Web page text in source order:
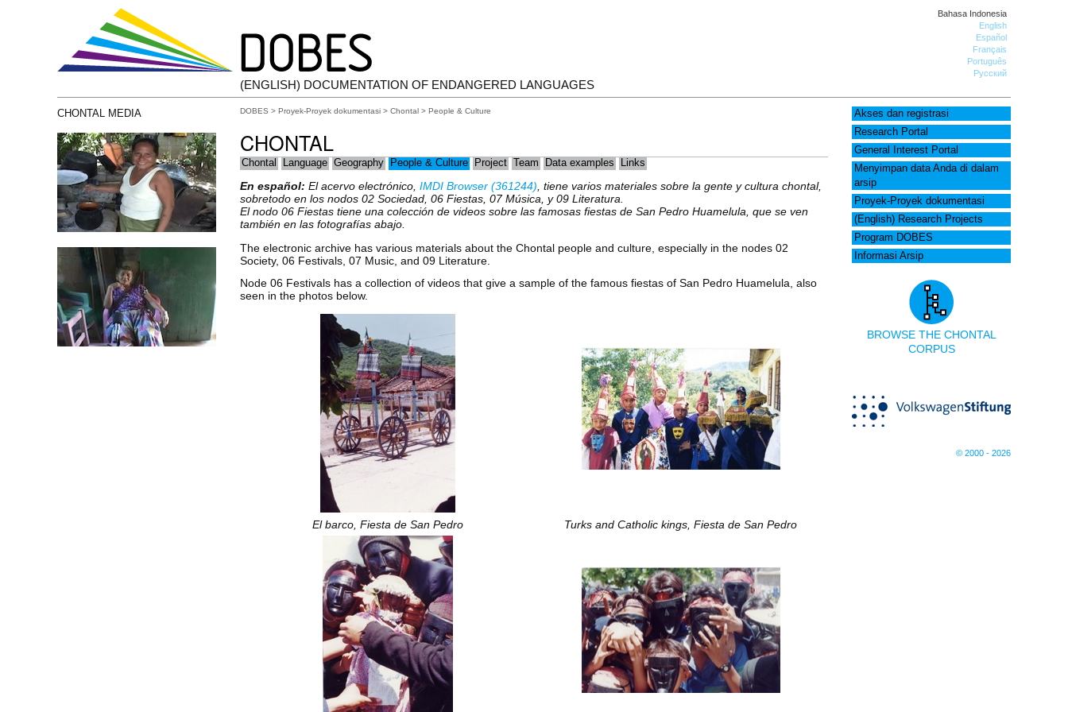
Bahasa Indonesia
English
Español
Français
Português
Русский
(ENGLISH) DOCUMENTATION OF ENDANGERED LANGUAGES
CHONTAL MEDIA
Akses dan registrasi
Research Portal
General Interest Portal
Menyimpan data Anda di dalam
arsip
Proyek-Proyek dokumentasi
(English) Research Projects
Program DOBES
Informasi Arsip
BROWSE THE CHONTAL
CORPUS
© 2000 - 2026
DOBES > Proyek-Proyek dokumentasi > Chontal > People & Culture
CHONTAL
Chontal Language Geography People & Culture Project Team Data examples Links
En español: El acervo electrónico, IMDI Browser (361244) , tiene varios materiales sobre la gente y cultura chontal,
sobretodo en los nodos 02 Sociedad, 06 Fiestas, 07 Música, y 09 Literatura.
El nodo 06 Fiestas tiene una colección de videos sobre las famosas fiestas de San Pedro Huamelula, que se ven
también en las fotografías abajo.
The electronic archive has various materials about the Chontal people and culture, especially in the nodes 02
Society, 06 Festivals, 07 Music, and 09 Literature.
Node 06 Festivals has a collection of videos that give a sample of the famous fiestas of San Pedro Huamelula, also
seen in the photos below.
El barco, Fiesta de San Pedro Turks and Catholic kings, Fiesta de San Pedro